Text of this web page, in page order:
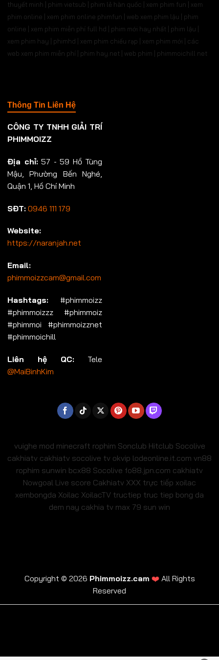
thuyết minh | phim vietsub | phim lẻ hàn quốc | xem phim fun | xem
phim online | xem phim online phimfun | web xem phim lậu | phim
online | xem phim miễn phí full hd | phim mới hay nhất | phim lậu |
xem phim hay | phimhd | xem phim chiếu rạp | xem phim mới | các
web xem phim miễn phí | phim hay.net | web phim | phimmoichill net
Thông Tin Liên Hệ
CÔNG TY TNHH GIẢI TRÍ
PHIMMOIZZ
Địa chỉ:57 - 59 Hồ Tùng
Mậu, Phường Bến Nghé,
Quận 1, Hồ Chí Minh
SĐT: 0946 111 179
Website:
https://naranjah.net
Email:
phimmoizzcam@gmail.com
Hashtags: #phimmoizz
#phimmoizzz #phimmoiz
#phimmoi #phimmoizznet
#phimmoichill
Liên hệ QC: Tele
@MaiBinhKim
vuighe mod minecraft rophim Sonclub Hitclub Socolive
cakhiatv cakhiatv socolive tv okvip lodeonline.it.com vn88
rophim sunwin bcx88 Socolive fo88.jpn.com cakhiatv
Nowgoal Live score Cakhiatv XXX trực tiếp xoilac
xembongda Xoilac XoilacTV tructiep truc tiep bong da
dem nay cakhia tv max 79 sun win
Copyright © 2026 Phimmoizz.cam ❤️All Rights
Reserved